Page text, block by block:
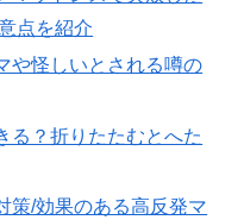
点を紹介
や怪しいとされる噂の
る？折りたたむとへた
策/効果のある高反発マ